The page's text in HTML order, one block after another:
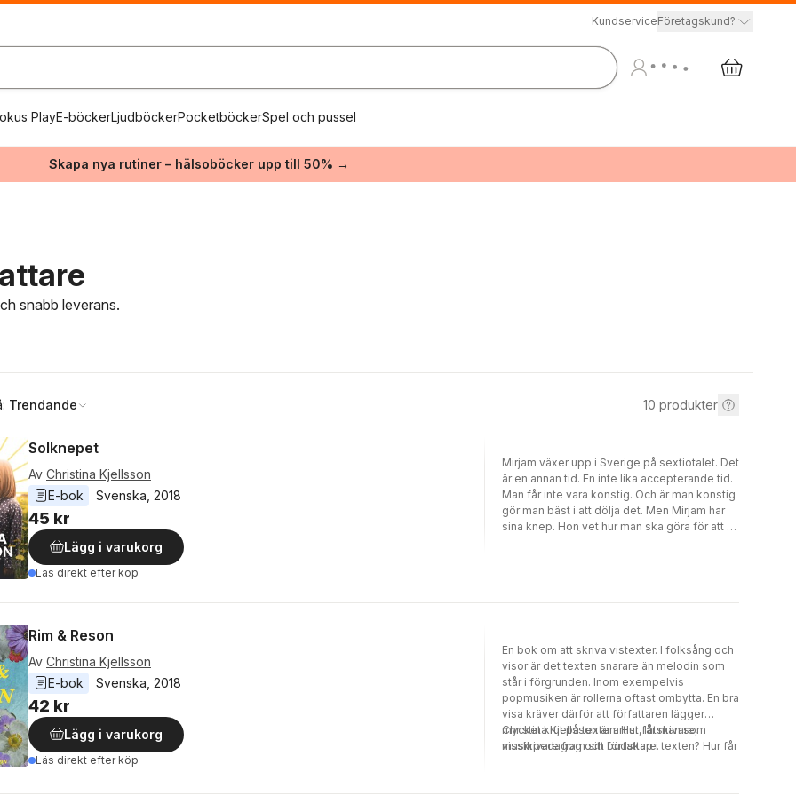
KundserviceFöretagskund?
PlayE-böckerLjudböckerPocketböckerSpel och pussel
Skapa nya rutiner – hälsoböcker upp till 50% →
snabb leverans.
Trendande 10 produkter
Solknepet
Av Christina Kjellsson
E-bok
Svenska 2018
45 kr
Lägg i varukorg
Läs direkt efter köp
Mirjam växer upp i Sverige på sextiotalet. Det
är en annan tid. En inte lika accepterande tid.
Man får inte vara konstig. Och är man konstig
gör man bäst i att dölja det. Men Mirjam har
sina knep. Hon vet hur man ska göra för att få
Rim & Reson
Av Christina Kjellsson
E-bok
Svenska 2018
42 kr
Lägg i varukorg
Läs direkt efter köp
En bok om att skriva vistexter. I folksång och
visor är det texten snarare än melodin som
står i förgrunden. Inom exempelvis
popmusiken är rollerna oftast ombytta. En bra
visa kräver därför att författaren lägger
mycket krut på texten. Hur får man som
visskrivare fram sitt budskap i texten? Hur får
Christina Kjellsson är artist, låtskivare,
musikpedagog och författare.